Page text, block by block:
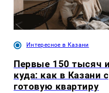
Интересное в Казани
Первые 150 тысяч
куда: как в Казани
готовую квартиру